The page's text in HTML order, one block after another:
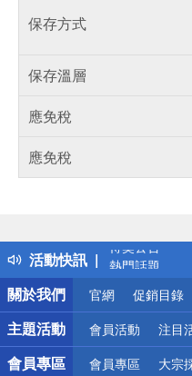
保存方式
保存溫層
應免稅
應免稅
活動快訊
得獎公告
熱門話題
銀行優惠
偏遠地區配送
詐騙網頁！請
關於我們
官網 促銷目錄
主題活動 會員活動 注目
會員專區 會員專區 大宗